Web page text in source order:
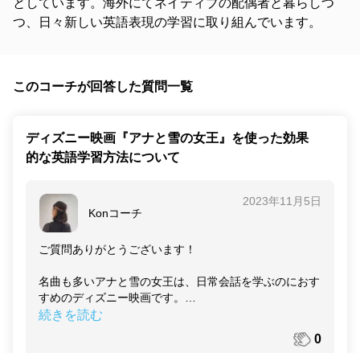
つ、日々新しい英語表現の学習に取り組んでいます。
このコーチが回答した質問一覧
ディズニー映画『アナと雪の女王』を使った効果
的な英語学習方法について
2023年11月5日
Konコーチ
ご質問ありがとうございます！
名曲も多いアナと雪の女王は、日常会話を学ぶのにおす
すめのディズニー映画です。
まずは英語音声に英語字幕をつけて映画を観てみましょ
う。内容がわからない場合は、日本語字幕をつけてから
続きを読む
0